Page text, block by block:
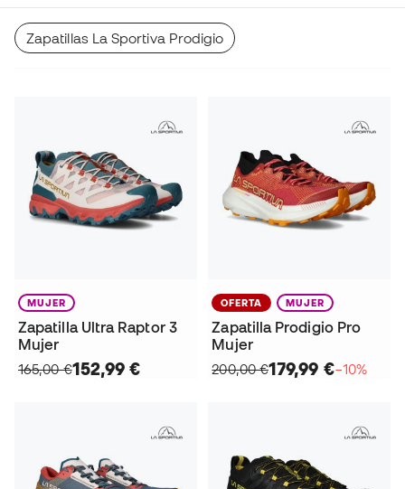
Zapatillas La Sportiva Prodigio
MUJER
Zapatilla Ultra Raptor 3
Mujer
165,00 €152,99 €
OFERTA MUJER
Zapatilla Prodigio Pro
Mujer
200,00 €179,99 €−10%